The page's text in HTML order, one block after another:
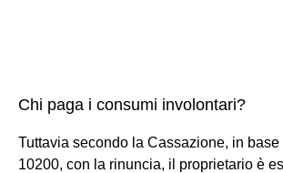
Chi paga i consumi involontari?
Tuttavia secondo la Cassazione, in
10200, con la rinuncia, il proprietario è